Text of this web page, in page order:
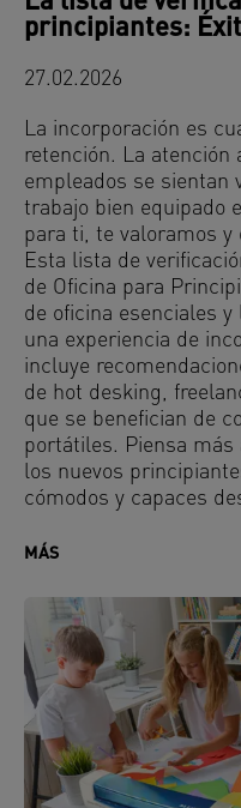
principiantes:
27.02.2026
La incorporación es
retención. La atención
empleados se sientan
trabajo bien equipado
para ti, te valoramos y
Esta lista de
de Oficina para
de oficina esenciales
una experiencia de
incluye
de hot desking,
que se benefician de
portátiles. Piensa más
los nuevos
cómodos y capaces
MÁS